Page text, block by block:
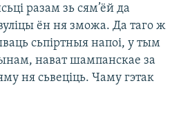
разам зь сям’ёй да
ён ня зможа. Да таго ж
сьпіртныя напоі, у тым
нават шампанскае за
ня сьвеціць. Чаму гэтак